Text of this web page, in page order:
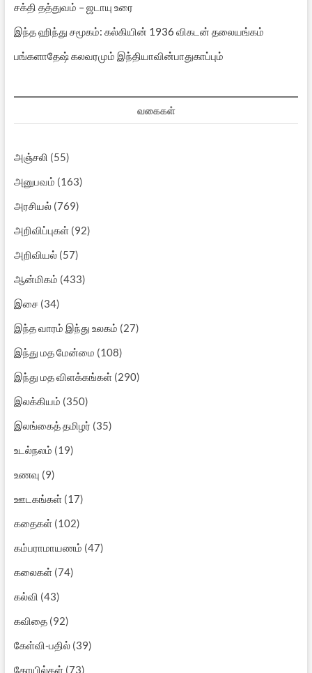
சக்தி தத்துவம் – ஜடாயு உரை
இந்த ஹிந்து சமூகம்: கல்கியின் 1936 விகடன் தலையங்கம்
பங்களாதேஷ் கலவரமும் இந்தியாவின்பாதுகாப்பும்
வகைகள்
அஞ்சலி (55)
அனுபவம் (163)
அரசியல்(769)
அறிவிப்புகள்(92)
அறிவியல்(57)
ஆன்மிகம் (433)
இசை(34)
இந்த வாரம் இந்து உலகம் (27)
இந்து மத மேன்மை (108)
இந்து மத விளக்கங்கள்(290)
இலக்கியம் (350)
இலங்கைத் தமிழர் (35)
உடல்நலம் (19)
உணவு (9)
ஊடகங்கள்(17)
கதைகள்(102)
கம்பராமாயணம் (47)
கலைகள்(74)
கல்வி (43)
கவிதை(92)
கேள்வி-பதில்(39)
கோயில்கள்(73)